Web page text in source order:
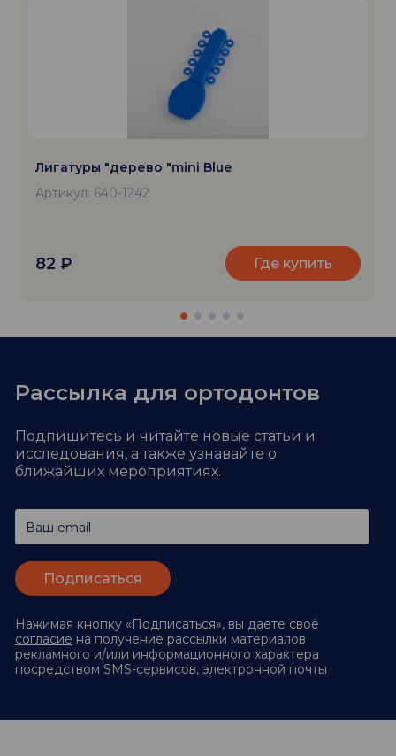
Лигатуры "дерево "mini Blue
Артикул: 640-1242
82 ₽ Где купить
Рассылка для ортодонтов
Подпишитесь и читайте новые статьи и
исследования, а также узнавайте о
ближайших мероприятиях.
Ваш email
Нажимая кнопку «Подписаться», вы даете своё
согласие на получение рассылки материалов
рекламного и/или информационного характера
посредством SMS-сервисов, электронной почты